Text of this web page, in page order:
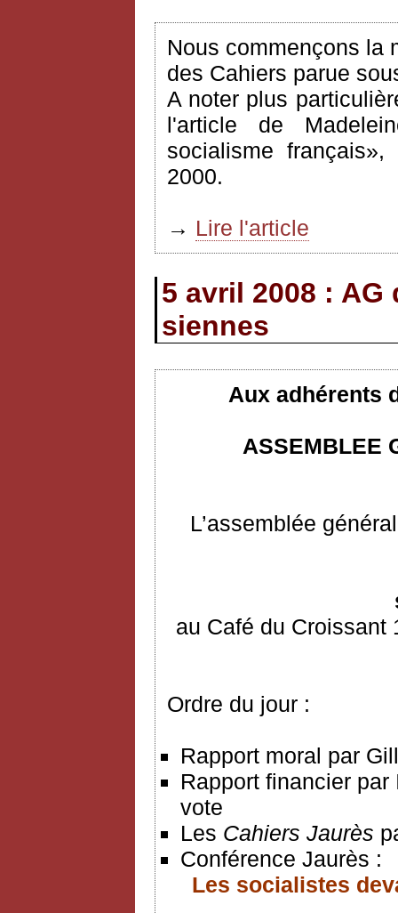
Nous commençons la
des Cahiers parue
A noter plus
l'article de
socialisme
2000.
→ Lire l'article
5 avril 2008 :
siennes
Aux adhérents
ASSEMBLEE
L’assemblée
au Café du Croissant
Ordre du jour :
Rapport moral par
Rapport financier
vote
Les Cahiers Jaurès
Conférence Jaurès :
Les socialistes